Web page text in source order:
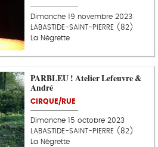
Dimanche 19 novembre 2023
LABASTIDE-SAINT-PIERRE (82)
La Négrette
PARBLEU ! Atelier Lefeuvre &
André
CIRQUE/RUE
Dimanche 15 octobre 2023
LABASTIDE-SAINT-PIERRE (82)
La Négrette